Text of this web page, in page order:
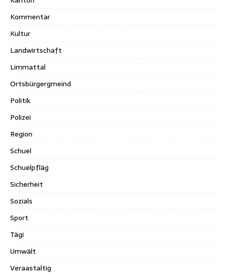
Kommentar
Kultur
Landwirtschaft
Limmattal
Ortsbürgergmeind
Politik
Polizei
Region
Schuel
Schuelpfläg
Sicherheit
Sozials
Sport
Tägi
Umwält
Veraastaltig